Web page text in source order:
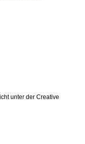
unter der Creative